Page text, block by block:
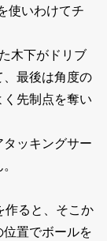
使いわけてチ
木下がドリブ
最後は角度の
先制点を奪い
ッキングサー
作ると、そこか
置でボールを